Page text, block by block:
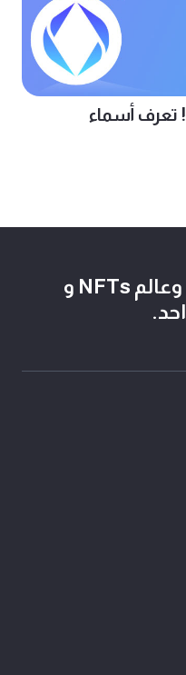
تعرف أسماء
وتكنولوجيا البلوكتشين وعالم NFTs و